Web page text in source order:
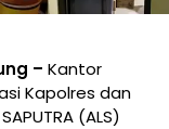
– Kantor
Kapolres dan
(ALS)